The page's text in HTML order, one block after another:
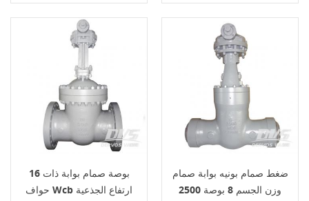
16 بوصة صمام بوابة ذات
حواف Wcb ارتفاع الجذعية
ضغط صمام بونيه بوابة صمام
وزن الجسم 8 بوصة 2500